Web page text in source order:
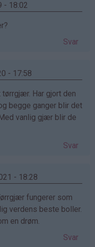
- 18:02
Svar
- 17:58
Har gjort den
begge ganger blir det
vanlig gjær blir de
Svar
- 18:28
fungerer som
verdens beste boller.
en drøm.
Svar